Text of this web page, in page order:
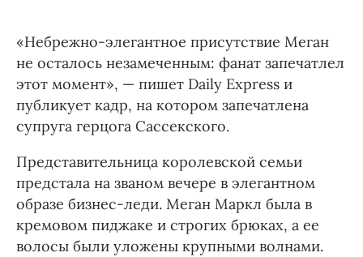
«Небрежно-элегантное присутствие Меган
не осталось незамеченным: фанат запечатлел
этот момент», — пишет Daily Express и
публикует кадр, на котором запечатлена
супруга герцога Сассекского.
Представительница королевской семьи
предстала на званом вечере в элегантном
образе бизнес-леди. Меган Маркл была в
кремовом пиджаке и строгих брюках, а ее
волосы были уложены крупными волнами.